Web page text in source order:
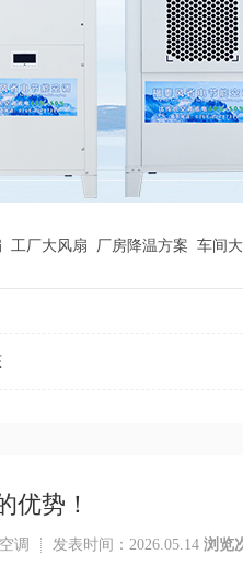
工厂大风扇 厂房降温方案 车间
优势！
调 发表时间：2026.05.14 浏览